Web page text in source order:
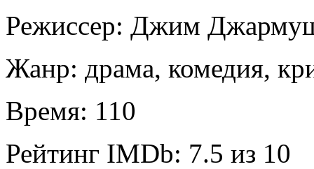
Режиссер: Джим
Жанр: драма, комедия,
Время: 110
Рейтинг IMDb: 7.5 из 10